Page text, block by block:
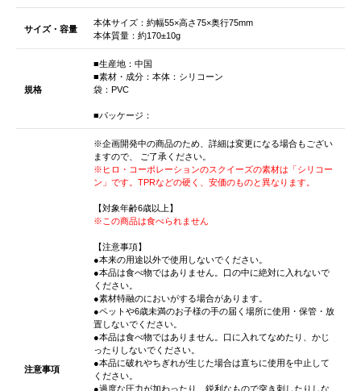
サイズ・容量
本体サイズ：約幅55×高さ75×奥行75mm
本体質量：約170±10g
規格
■生産地：中国
■素材・成分：本体：シリコーン
袋：PVC
■パッケージ：
注意事項
※企画開発中の商品のため、詳細は変更になる場合もござい
ますので、 ご了承ください。
※ヒロ・コーポレーションのスクイーズの素材は「シリコー
ン」です。TPRなどの硬く、安価のものと異なります。
【対象年齢6歳以上】
※この商品は食べられません
【注意事項】
●本来の用途以外で使用しないでください。
●本品は食べ物ではありません。口の中に絶対に入れないで
ください。
●素材特融のにおいがする場合があります。
●ペットや6歳未満のお子様の手の届く場所に使用・保管・放
置しないでください。
●本品は食べ物ではありません。口に入れてなめたり、かじ
ったりしないでください。
●本品に破れやちぎれが生じた場合は直ちに使用を中止して
ください。
●過度な圧力が加わったり、鋭利なもので突き刺したりしな